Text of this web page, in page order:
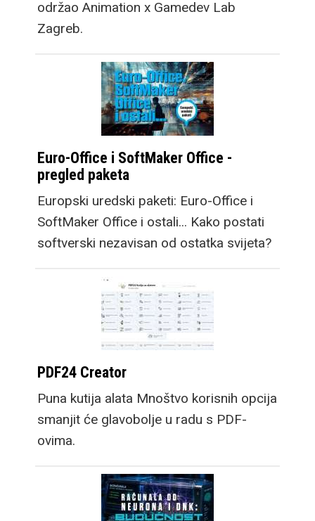
održao Animation x Gamedev Lab
Zagreb.
Euro-Office i SoftMaker Office -
pregled paketa
Europski uredski paketi: Euro-Office i
SoftMaker Office i ostali... Kako postati
softverski nezavisan od ostatka svijeta?
PDF24 Creator
Puna kutija alata Mnoštvo korisnih opcija
smanjit će glavobolje u radu s PDF-
ovima.